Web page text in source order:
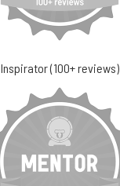
Inspirator (100+ reviews)